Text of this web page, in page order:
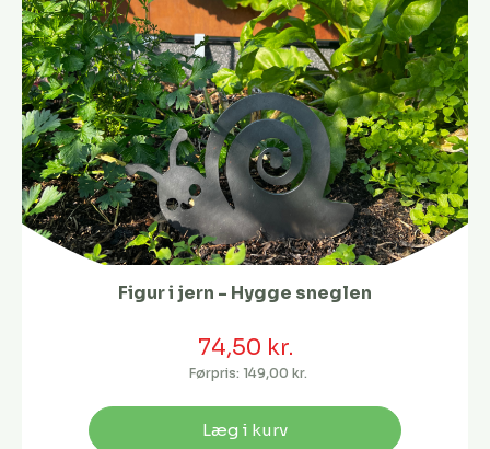
Figur i jern - Hygge sneglen
74,50 kr.
Førpris: 149,00 kr.
Læg i kurv